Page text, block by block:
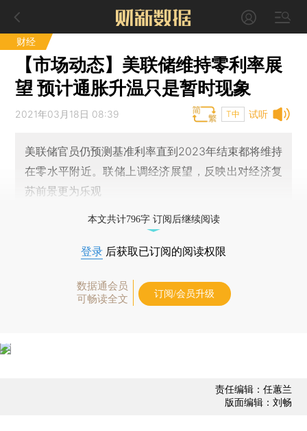
财经
【市场动态】美联储维持零利率展
望 预计通胀升温只是暂时现象
试听
2021年03月18日 08:39 T中
美联储官员仍预测基准利率直到2023年结束都将维持
在零水平附近。联储上调经济展望，反映出对经济复
苏前景更为乐观
本文共计796字 订阅后继续阅读
登录 后获取已订阅的阅读权限
数据通会员
可畅读全文
订阅/会员升级
责任编辑：任蕙兰
版面编辑：刘畅